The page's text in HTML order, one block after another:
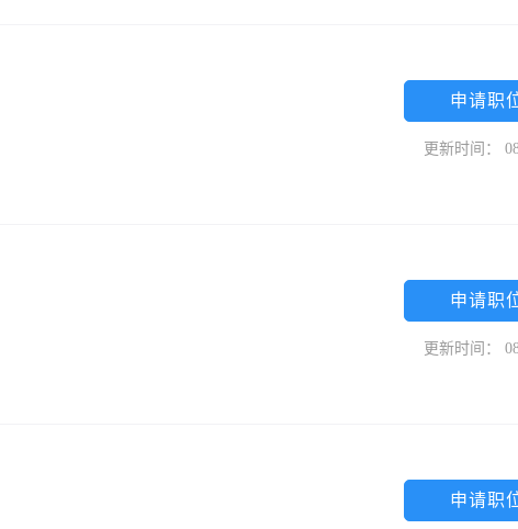
申请职
更新时间：
申请职
更新时间：
申请职